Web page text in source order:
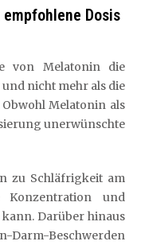
Dosis
von Melatonin die
nicht mehr als die
Melatonin als
unerwünschte
zu Schläfrigkeit am
und
Darüber hinaus
Beschwerden